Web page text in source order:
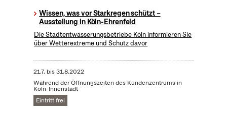
Wissen, was vor Starkregen schützt –
Ausstellung in Köln-Ehrenfeld
Die Stadtentwässerungsbetriebe Köln informieren Sie
über Wetterextreme und Schutz davor
21.7. bis31.8.2022
Während der Öffnungszeiten des Kundenzentrums in
Köln-Innenstadt
Eintritt frei